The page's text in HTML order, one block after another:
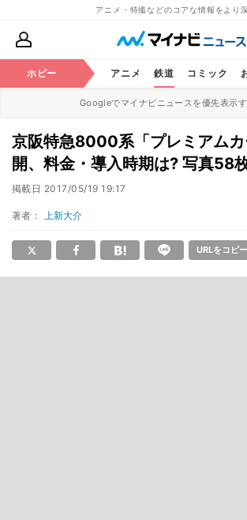
アニメ・特撮などのコアな情報をより
ホビー アニメ 鉄道 コミック
Googleでマイナビニュースを優先表示
京阪特急8000系「プレミアム
開、料金・導入時期は? 写真58
掲載日 2017/05/19 19:17
著者： 上新大介
URLをコピー